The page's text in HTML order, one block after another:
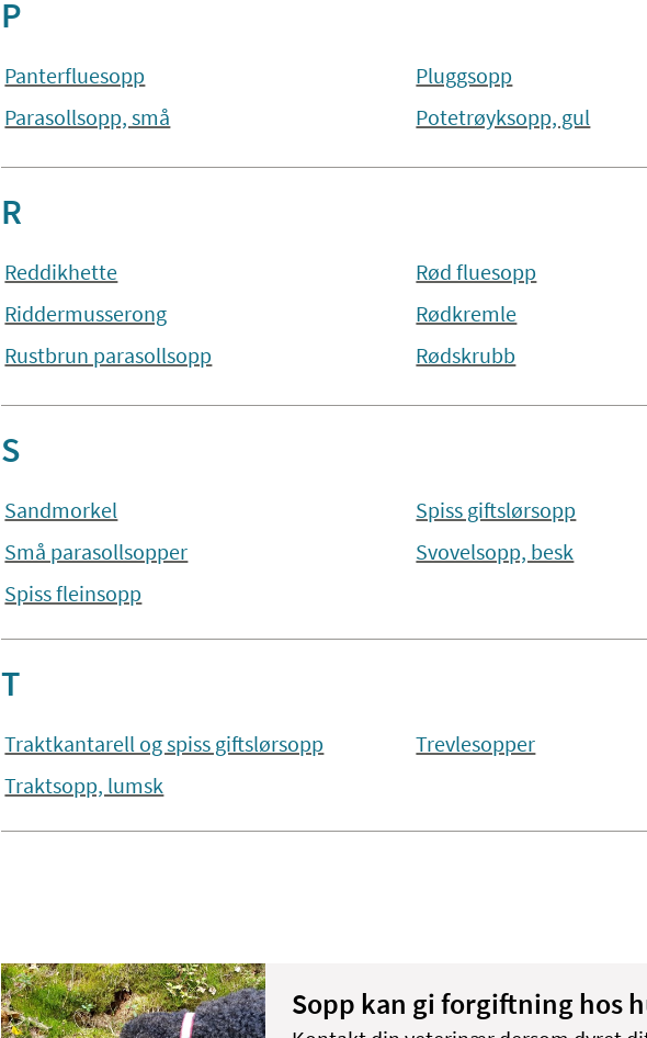
P
Panterfluesopp
Parasollsopp, små
Pluggsopp
Potetrøyksopp, gul
R
Reddikhette
Riddermusserong
Rustbrun parasollsopp
Rød fluesopp
Rødkremle
Rødskrubb
S
Sandmorkel
Små parasollsopper
Spiss fleinsopp
Spiss giftslørsopp
Svovelsopp, besk
T
Traktkantarell og spiss giftslørsopp
Traktsopp, lumsk
Trevlesopper
Sopp kan gi forgiftning hos